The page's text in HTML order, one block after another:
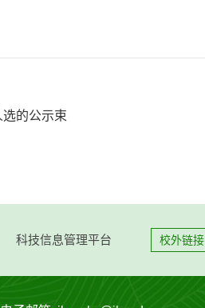
的公示束
科技信息管理平台 校外链接